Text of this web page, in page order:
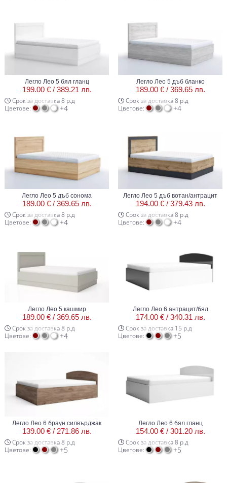
Легло Лео 5 бял гланц
199.00 € / 389.21 лв.
Срок за доставка 8 р.д
Цветове:
+4
Легло Лео 5 дъб бланко
189.00 € / 369.65 лв.
Срок за доставка 8 р.д
Цветове:
+4
Легло Лео 5 дъб сонома
189.00 € / 369.65 лв.
Срок за доставка 8 р.д
Цветове:
+4
Легло Лео 5 дъб вотан/антрацит
194.00 € / 379.43 лв.
Срок за доставка 8 р.д
Цветове:
+4
Легло Лео 5 кашмир
189.00 € / 369.65 лв.
Срок за доставка 8 р.д
Цветове:
+4
Легло Лео 6 антрацит/бял
174.00 € / 340.31 лв.
Срок за доставка 15 р.д
Цветове:
+5
Легло Лео 6 браун силвърджак
139.00 € / 271.86 лв.
Срок за доставка 8 р.д
Цветове:
+5
Легло Лео 6 бял гланц
154.00 € / 301.20 лв.
Срок за доставка 8 р.д
Цветове:
+5